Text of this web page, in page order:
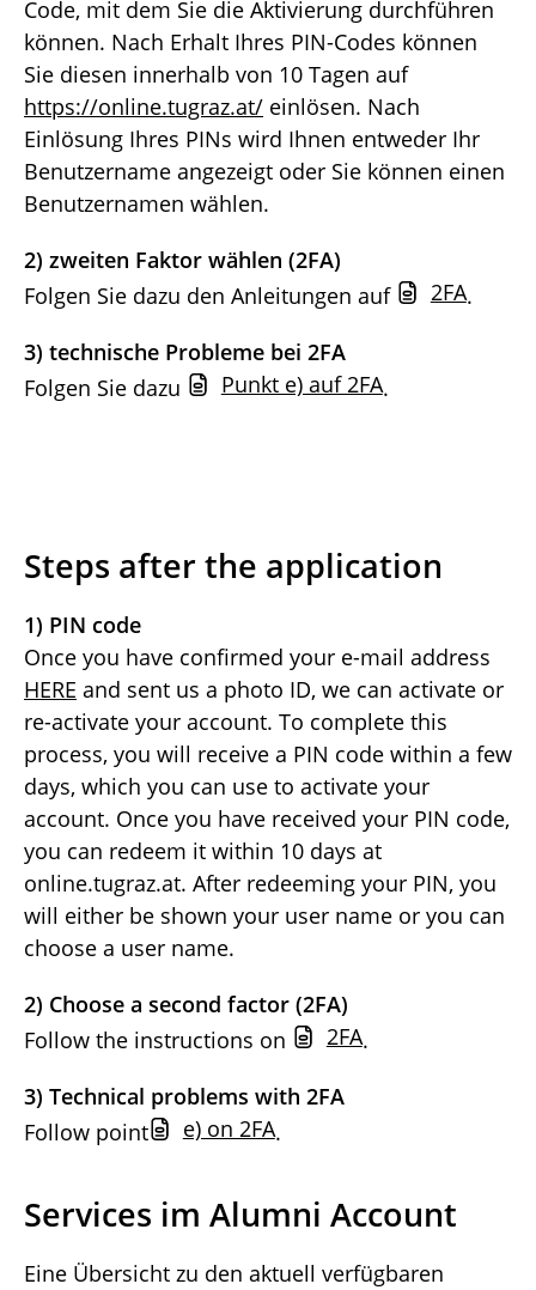
Code, mit dem Sie die Aktivierung durchführen
können. Nach Erhalt Ihres PIN-Codes können
Sie diesen innerhalb von 10 Tagen auf
https://online.tugraz.at/ einlösen. Nach
Einlösung Ihres PINs wird Ihnen entweder Ihr
Benutzername angezeigt oder Sie können einen
Benutzernamen wählen.
2) zweiten Faktor wählen (2FA)
Folgen Sie dazu den Anleitungen auf
2FA.
3) technische Probleme bei 2FA
Folgen Sie dazu
Punkt e) auf 2FA.
Steps after the application
1) PIN code
Once you have confirmed your e-mail address
HERE and sent us a photo ID, we can activate or
re-activate your account. To complete this
process, you will receive a PIN code within a few
days, which you can use to activate your
account. Once you have received your PIN code,
you can redeem it within 10 days at
online.tugraz.at. After redeeming your PIN, you
will either be shown your user name or you can
choose a user name.
2) Choose a second factor (2FA)
Follow the instructions on
2FA.
3) Technical problems with 2FA
Follow point
e) on 2FA.
Services im Alumni Account
Eine Übersicht zu den aktuell verfügbaren